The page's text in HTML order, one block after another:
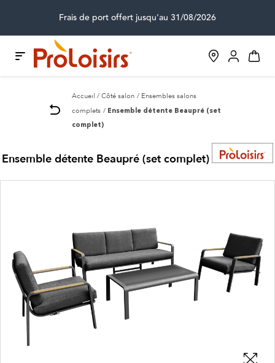
Frais de port offert jusqu'au 31/08/2026
Accueil Côté salon
Ensembles salons
complets
Ensemble détente Beaupré (set
complet)
Ensemble détente Beaupré (set complet)